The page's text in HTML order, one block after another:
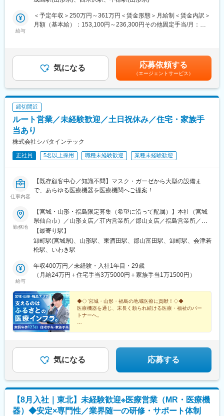
製品が多数あります。寡占市場だからこそ、競合製品を使ってい
る顧客からいかにシェアを獲得するか、試行錯誤する面白さがあ
【同社について】
当社は売上高256億円、全国77拠点、従業員数570名規模を誇る調
剤機器メーカーです。1971年創業と半世紀以上歴史をもち、特に
1980年代から他社に先駆けてスウェーデンなどヨーロッパに販売
網を拡大してきました。国内だけでなく、海外での売上も安定的
に伸びているため経営が安定しています。
変更の範囲：会社の定める業務
■具体的には：
・利用者の健康管理、食事、排せつ、入浴など、個別援助計画書
に基づいて利用者に寄り添って支援します。
・夜勤は月4回程度あります。基本夜勤は1名体制で行いますが、
併設している施設には夜勤スタッフが他5名常駐している為、完全
に1名ではないので、ご安心ください。
介護職員は現在10名（年齢層20～60代/男性5名、女性5名）が在
籍しております。
【充実の研修・福利厚生】
・未経験でも安心して入職できるよう、新入職員研修やエルダー
・年次有給休暇は、採用当日から取得可能です。
保証されます。
・研修助成金制度をつかって、資格取得を目指せます。
■入社後：
先輩社員指導のもと業務の流れを覚えて頂きます。将来的には資
格を取得して頂く予定です。※助成制度あり。実務者研修は勤務敷
地内で実施可能。
給与
＜予定年収＞250万円～361万円＜賃金形態＞月給制＜賃金内訳＞
月額（基本給）：153,100円～236,300円その他固定手当/月：
当：16,000円（夜勤4回分）・賞与：年2回（6、12月）4.65ヶ月
（2020年実績）・昇給：1,200～1,500円【モデル年収】・350万
円（年齢35～40歳程度を想定）賃金はあくまでも目安の金額であ
り、選考を通じて上下する可能性があります。月給(月額)は固定手
当を含めた表記です。
気になる 応募依頼する
（エージェントサービス）
締切間近
ルート営業／未経験歓迎／土日祝休み／住宅・家族手
当あり
株式会社シバタインテック
正社員 5名以上採用 職種未経験歓迎 業種未経験歓迎
仕事内容
【既存顧客中心／知識不問】マスク・ガーゼから大型の設備ま
で、あらゆる医療機器を医療機関へご提案！
勤務地
【宮城・山形・福島限定募集（希望に沿って配属）】本社（宮城
県仙台市）／山形支店／荘内営業所／郡山支店／福島営業所／会
津営業所／いわき営業所上記いずれかの拠点へ、ご希望を考慮の
上配属します。★マイカー通勤OK！★U・Iターン歓迎《宮城県》
■本社（仙台）：宮城県仙台市若林区卸町2-11-3《山形県》■山形
ほ町659-8《福島県》■郡山支店：福島県郡山市富田町稲川原21-
2■福島営業所：福島県福島市松山町79■会津営業所：福島県会津
30-1※受動喫煙対策：屋内禁煙
【最寄り駅】
卸町駅(宮城県)、山形駅、東酒田駅、郡山富田駅、卸町駅、会津若
松駅、いわき駅
給与
年収400万円／未経験・入社1年目・29歳
（月給24万円＋住宅手当3万5000円＋家族手当1万1500円）
◆◇ 宮城・山形・福島の地域医療に貢献！◇◆
医療機器を通じ、末長く頼られ続ける医療・福祉のパー
トナーへ。
＃住宅手当・家族手当など充実
地域での生活をしっかりサポート！
気になる 応募する
【8月入社｜東北】未経験歓迎※医療営業（MR・医療機
器）◆安定×専門性／業界随一の研修・サポート体制